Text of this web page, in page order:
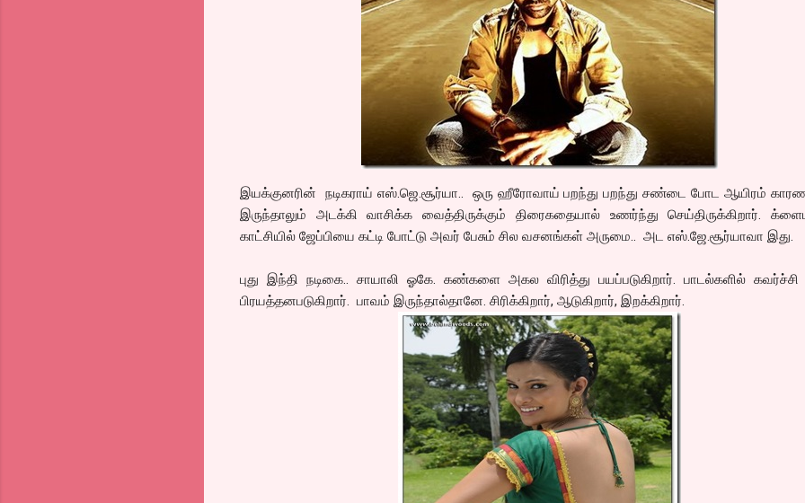
இயக்குனரின் நடிகராய் எஸ்.ஜெ.சூர்யா.. ஒரு ஹீரோவாய் பறந்து பறந்து சண்டை போட ஆயிரம்
இருந்தாலும் அடக்கி வாசிக்க வைத்திருக்கும் திரைகதையால் உணர்ந்து செய்திருக்கிறார்.
காட்சியில் ஜேப்பியை கட்டி போட்டு அவர் பேசும் சில வசனங்கள் அருமை.. அட எஸ்.ஜே.சூர்யாவா இது.
புது இந்தி நடிகை.. சாயாலி ஓகே. கண்களை அகல விரித்து பயப்படுகிறார். பாடல்களில் கவர்ச்சி
பிரயத்தனபடுகிறார். பாவம் இருந்தால்தானே. சிரிக்கிறார், ஆடுகிறார், இறக்கிறார்.